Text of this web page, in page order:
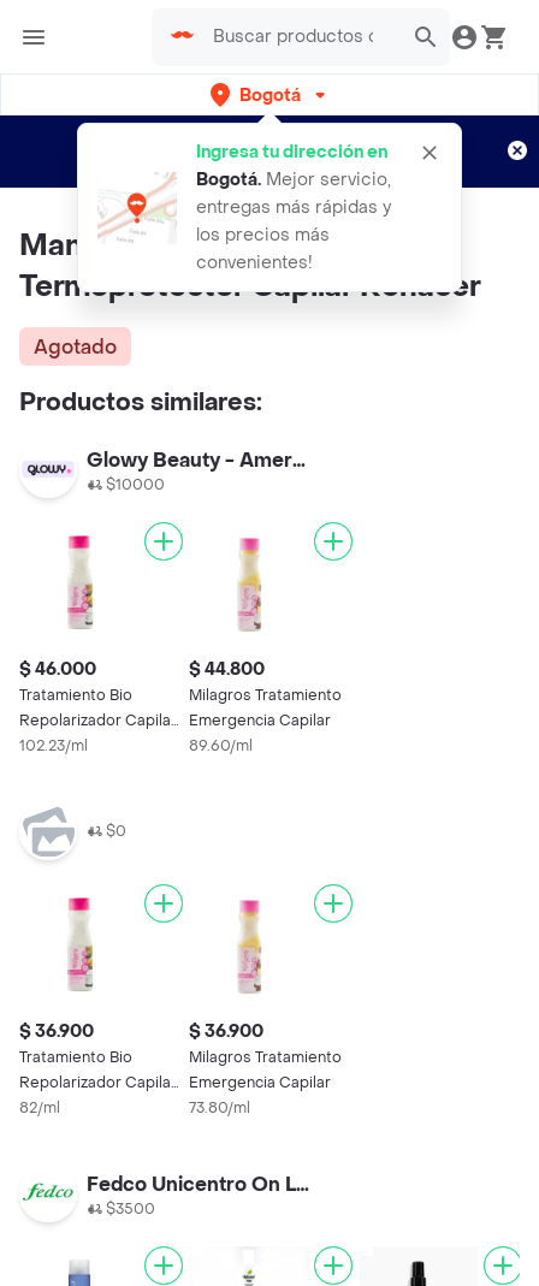
Bogotá
Ingresa tu dirección en
Bogotá. Mejor servicio,
entregas más rápidas y
los precios más
convenientes!
envíos gratis por semanas
Aplican TyC
Mannia Beauty Treatment
Termoprotector Capilar Renacer
Agotado
Productos similares:
Glowy Beauty - Americas
$10000
$ 46.000
Tratamiento Bio
Repolarizador Capilar
- Milagros
102.23/ml
$ 44.800
Milagros Tratamiento
Emergencia Capilar
89.60/ml
$0
$ 36.900
Tratamiento Bio
Repolarizador Capilar
- Milagros
82/ml
$ 36.900
Milagros Tratamiento
Emergencia Capilar
73.80/ml
Fedco Unicentro On Line
$3500